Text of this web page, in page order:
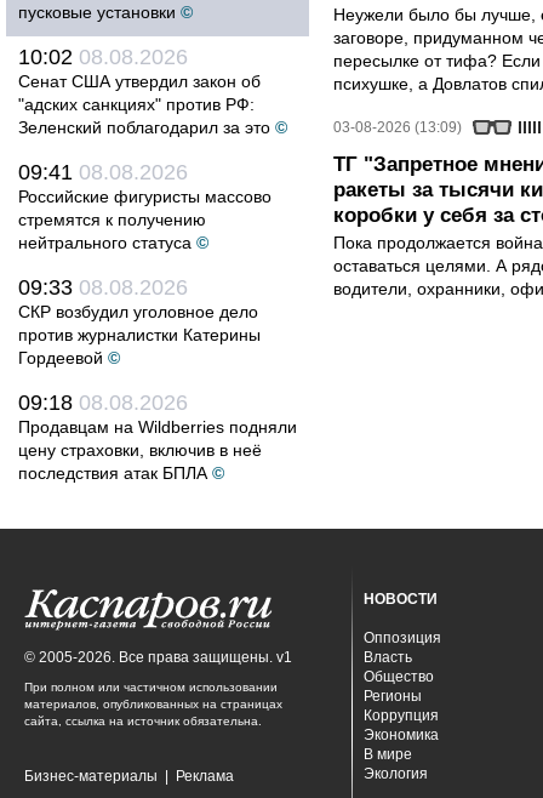
пусковые установки ©
10:02 08.08.2026
Сенат США утвердил закон об
"адских санкциях" против РФ:
Зеленский поблагодарил за это ©
09:41 08.08.2026
Российские фигуристы массово
стремятся к получению
нейтрального статуса ©
09:33 08.08.2026
СКР возбудил уголовное дело
против журналистки Катерины
Гордеевой ©
09:18 08.08.2026
Продавцам на Wildberries подняли
цену страховки, включив в неё
последствия атак БПЛА ©
Неужели было бы лучше,
заговоре, придуманном
пересылке от тифа?
психушке, а Довлатов
03-08-2026 (13:09)
ТГ "Запретное
ракеты за тысячи
коробки у себя за
Пока продолжается
оставаться целями. А
водители, охранники,
© 2005-2026. Все права защищены. v1
При полном или частичном использовании
материалов, опубликованных на страницах
сайта, ссылка на источник обязательна.
Бизнес-материалы Реклама
НОВОСТИ
Оппозиция
Власть
Общество
Регионы
Коррупция
Экономика
В мире
Экология